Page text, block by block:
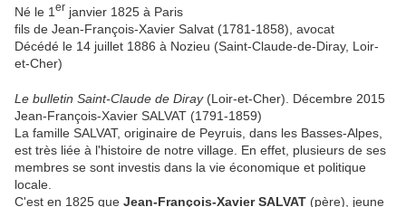
Né le 1 er janvier 1825 à Paris
fils de Jean-François-Xavier Salvat (1781-1858), avocat
Décédé le 14 juillet 1886 à Nozieu (Saint-Claude-de-Diray, Loir-
et-Cher)
Le bulletin Saint-Claude de Diray(Loir-et-Cher). Décembre 2015
Jean-François-Xavier SALVAT (1791-1859)
La famille SALVAT, originaire de Peyruis, dans les Basses-Alpes,
est très liée à l'histoire de notre village. En effet, plusieurs de ses
membres se sont investis dans la vie économique et politique
locale.
C'est en 1825 que Jean-François-Xavier SALVAT (père), jeune